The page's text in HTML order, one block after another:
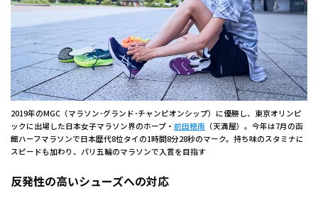
2019年のMGC（マラソン･グランド･チャンピオンシップ）に優勝し、東京オリンピ
ックに出場した日本女子マラソン界のホープ・ 前田穂南 （天満屋）。今年は7月の函
館ハーフマラソンで日本歴代8位タイの1時間8分28秒のマーク。持ち味のスタミナに
スピードも加わり、パリ五輪のマラソンで入賞を目指す
反発性の高いシューズへの対応